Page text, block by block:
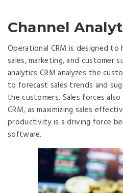
Channel
Operational CRM is designed to
sales, marketing, and customer
analytics CRM analyzes the
to forecast sales trends and
the customers. Sales forces
CRM, as maximizing sales
productivity is a driving force
software.